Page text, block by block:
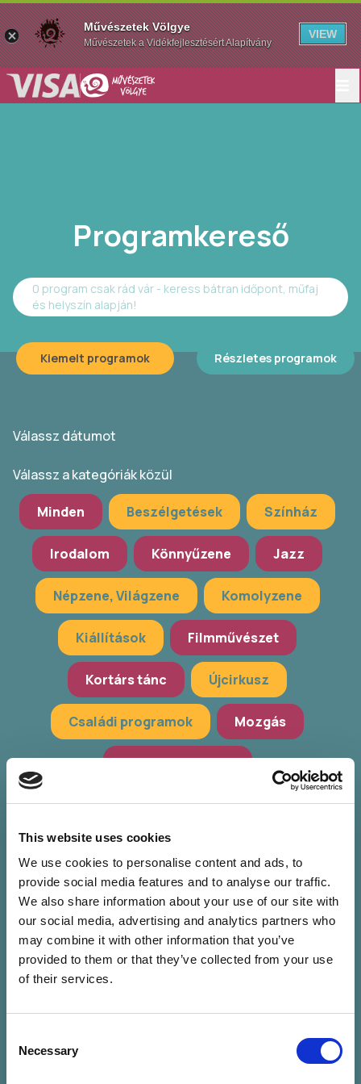
This website uses cookies
We use cookies to personalise content and ads, to
provide social media features and to analyse our traffic.
We also share information about your use of our site with
our social media, advertising and analytics partners who
may combine it with other information that you’ve
provided to them or that they’ve collected from your use
of their services.
Selection
Necessary
Programkereső
0 program csak rád vár - keress bátran időpont, műfaj
és helyszín alapján!
Kiemelt programok Részletes programok
Válassz dátumot
Válassz a kategóriák közül
Minden Beszélgetések Színház
Irodalom Könnyűzene Jazz
Népzene, Világzene Komolyzene
Kiállítások Filmművészet
Kortárs tánc Újcirkusz
Családi programok Mozgás
Hagyományőrzés
Workshop, előadások Zöld programok
Nincs találat a
Művészetek Völgye
Művészetek a Vidékfejlesztésért Alapítvány
VIEW